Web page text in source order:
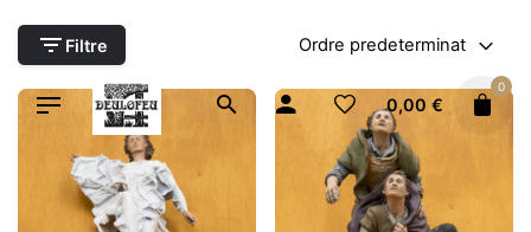
0,00 €
0
Filtre Ordre predeterminat